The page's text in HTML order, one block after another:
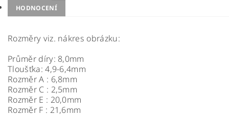
HODNOCENÍ
Rozměry viz. nákres obrázku:
Průměr díry: 8,0mm
Tloušťka: 4,9-6,4mm
Rozměr A : 6,8mm
Rozměr C : 2,5mm
Rozměr E : 20,0mm
Rozměr F : 21,6mm